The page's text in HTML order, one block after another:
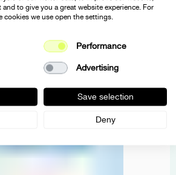
to give you a great website experience. For
we use open the settings.
Performance
Advertising
Save selection
Deny